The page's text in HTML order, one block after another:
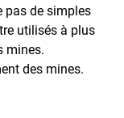
pas de simples
utilisés à plus
mines.
des mines.